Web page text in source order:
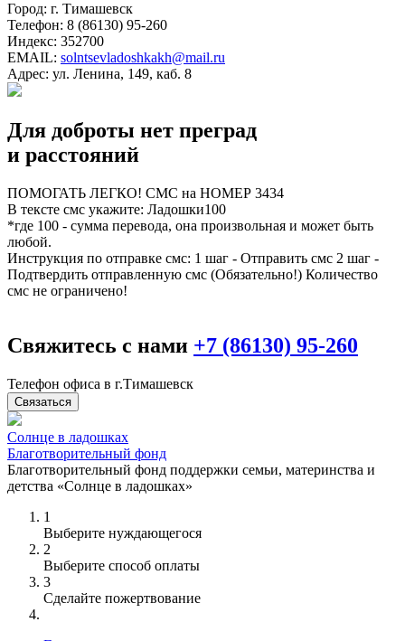
Город: г. Тимашевск
Телефон: 8 (86130) 95-260
Индекс: 352700
EMAIL: solntsevladoshkakh@mail.ru
Адрес: ул. Ленина, 149, каб. 8
Для доброты нет преград
и расстояний
ПОМОГАТЬ ЛЕГКО! СМС на НОМЕР 3434
В тексте смс укажите: Ладошки100
*где 100 - сумма перевода, она произвольная и может быть
любой.
Инструкция по отправке смс: 1 шаг - Отправить смс 2 шаг -
Подтвердить отправленную смс (Обязательно!) Количество
смс не ограничено!
Свяжитесь с нами +7 (86130) 95-260
Телефон офиса в г.Тимашевск
Связаться
Солнце в ладошках
Благотворительный фонд
Благотворительный фонд поддержки семьи, материнства и
детства «Солнце в ладошках»
1
Выберите нуждающегося
2
Выберите способ оплаты
3
Сделайте пожертвование